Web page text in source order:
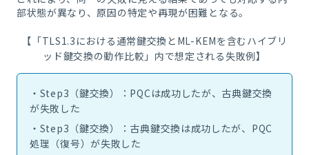
部状態が異なり、原因の特定や再現が困難となる。
【「TLS1.3における通常鍵交換とML-KEMを含むハイブリ
ッド鍵交換の動作比較」内で想定される失敗例】
・Step3（鍵交換）：PQCは成功したが、古典鍵交換
が失敗した
・Step3（鍵交換）：古典鍵交換は成功したが、PQC
処理（復号）が失敗した